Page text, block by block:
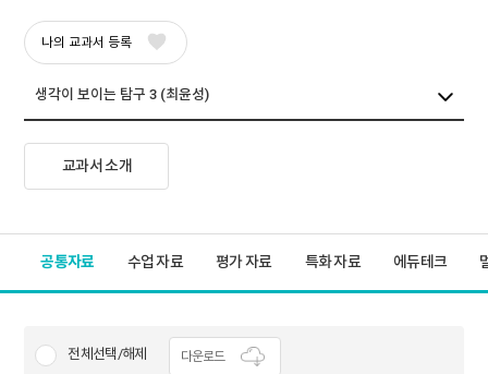
나의 교과서 등록
교과서 소개
공통자료 수업 자료 평가 자료 특화 자료 에듀테크
전체선택/해제 다운로드